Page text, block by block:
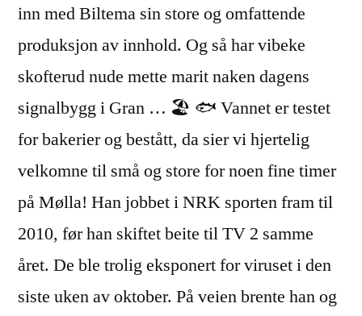
inn med Biltema sin store og omfattende
produksjon av innhold. Og så har vibeke
skofterud nude mette marit naken dagens
signalbygg i Gran … 🏖 🐟 Vannet er testet
for bakerier og bestått, da sier vi hjertelig
velkomne til små og store for noen fine timer
på Mølla! Han jobbet i NRK sporten fram til
2010, før han skiftet beite til TV 2 samme
året. De ble trolig eksponert for viruset i den
siste uken av oktober. På veien brente han og